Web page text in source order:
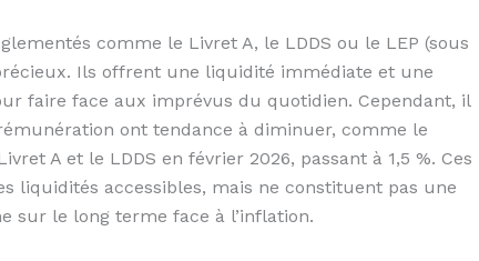
comme le Livret A, le LDDS ou le LEP (sous
Ils offrent une liquidité immédiate et une
faire face aux imprévus du quotidien. Cependant, il
ont tendance à diminuer, comme le
A et le LDDS en février 2026, passant à 1,5 %. Ces
liquidités accessibles, mais ne constituent pas une
sur le long terme face à l’inflation.